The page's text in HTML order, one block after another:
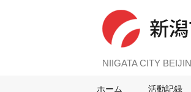
NIIGATA CITY
ホーム 活動記録